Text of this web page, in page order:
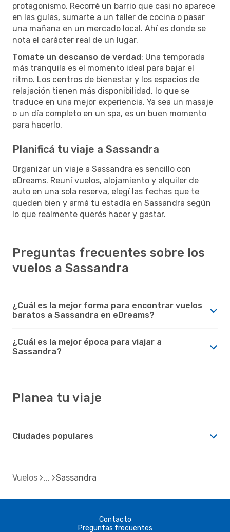
protagonismo. Recorré un barrio que casi no aparece
en las guías, sumarte a un taller de cocina o pasar
una mañana en un mercado local. Ahí es donde se
nota el carácter real de un lugar.
Tomate un descanso de verdad: Una temporada
más tranquila es el momento ideal para bajar el
ritmo. Los centros de bienestar y los espacios de
relajación tienen más disponibilidad, lo que se
traduce en una mejor experiencia. Ya sea un masaje
o un día completo en un spa, es un buen momento
para hacerlo.
Planificá tu viaje a Sassandra
Organizar un viaje a Sassandra es sencillo con
eDreams. Reuní vuelos, alojamiento y alquiler de
auto en una sola reserva, elegí las fechas que te
queden bien y armá tu estadía en Sassandra según
lo que realmente querés hacer y gastar.
Preguntas frecuentes sobre los
vuelos a Sassandra
¿Cuál es la mejor forma para encontrar vuelos
baratos a Sassandra en eDreams?
¿Cuál es la mejor época para viajar a
Sassandra?
Planea tu viaje
Ciudades populares
Vuelos Sassandra
Contacto
Preguntas frecuentes